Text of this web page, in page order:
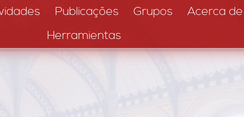
Publicações Grupos
Acerca de
Herramientas